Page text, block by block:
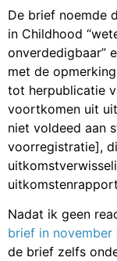
De brief noemde
in Childhood
onverdedigbaar”
met de
tot herpublicatie
voortkomen uit
niet voldeed aan
voorregistratie],
Nadat ik geen
brief in november
de brief zelfs